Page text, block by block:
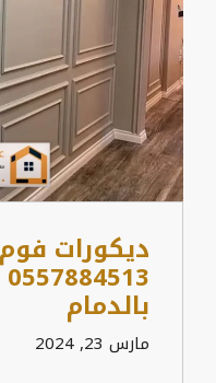
ديكورات
بالدمام
مارس 23, 2024